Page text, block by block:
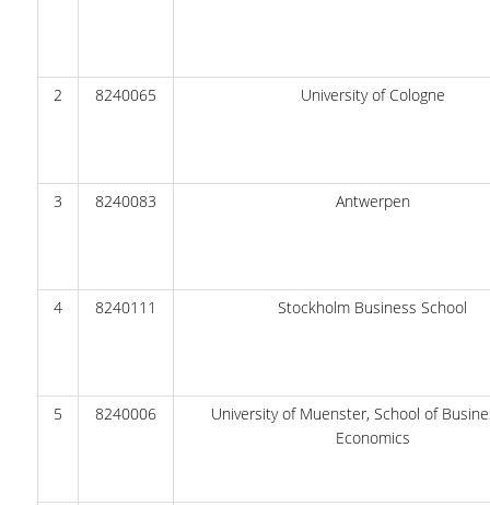
ΜΕΛΗ Ε.Τ.Ε.Π.
ΜΕΤΑΔΙΔΑΚΤΟΡΙΚΟΙ ΕΡΕΥΝΗΤΕΣ
ΠΡΟΓΡΑΜΜΑ ΣΠΟΥΔΩΝ
2 8240065 University of Cologne
3 8240083 Antwerpen
4 8240111 Stockholm Business School
5 8240006
University of Muenster, School of
Economics